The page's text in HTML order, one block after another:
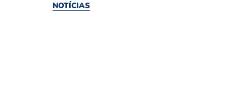
NOTÍCIAS